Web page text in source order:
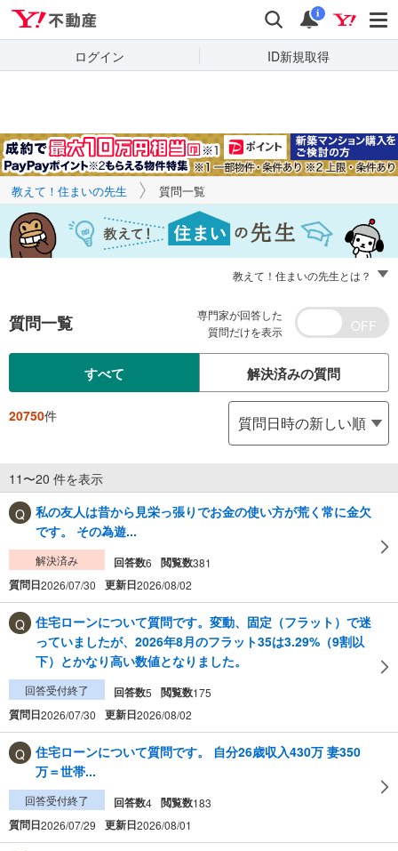
検索 通知
i
ログイン ID新規取得
キーワードで
質問を探す
教えて！住まいの先生 質問一覧
教えて！住まいの先生とは？
質問一覧
専門家が回答した
質問だけを表示
すべて 解決済みの質問
20750件
11〜20 件を表示
私の友人は昔から見栄っ張りでお金の使い方が荒く常に金欠
です。 その為遊...
解決済み 回答数6 閲覧数381
質問日2026/07/30 更新日2026/08/02
住宅ローンについて質問です。変動、固定（フラット）で迷
っていましたが、2026年8月のフラット35は3.29%（9割以
下）とかなり高い数値となりました。
回答受付終了 回答数5 閲覧数175
質問日2026/07/30 更新日2026/08/02
住宅ローンについて質問です。 自分26歳収入430万 妻350
万＝世帯...
回答受付終了 回答数4 閲覧数183
質問日2026/07/29 更新日2026/08/01